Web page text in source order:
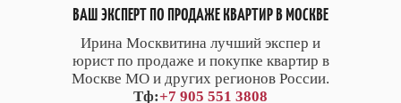
ВАШ ЭКСПЕРТ ПО ПРОДАЖЕ КВАРТИР В МОСКВЕ
Ирина Москвитина лучший экспер и
юрист по продаже и покупке квартир в
Москве МО и других регионов России.
Тф:+7 905 551 3808